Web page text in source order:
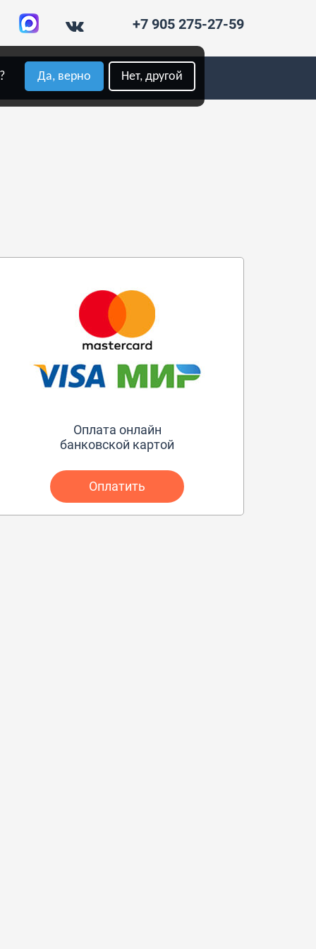
Да, верно Нет, другой
+7 905 275-27-59
Оплата онлайн
банковской картой
Оплатить